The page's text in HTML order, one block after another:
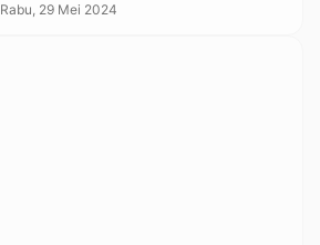
Rabu, 29 Mei 2024